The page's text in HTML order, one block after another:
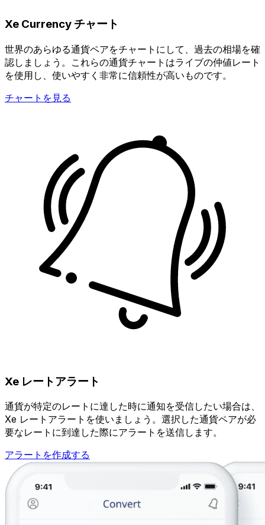
Xe Currency チャート
世界のあらゆる通貨ペアをチャートにして、過去の相場を確
認しましょう。これらの通貨チャートはライブの仲値レート
を使用し、使いやすく非常に信頼性が高いものです。
チャートを見る
Xe レートアラート
通貨が特定のレートに達した時に通知を受信したい場合は、
Xe レートアラートを使いましょう。選択した通貨ペアが必
要なレートに到達した際にアラートを送信します。
アラートを作成する